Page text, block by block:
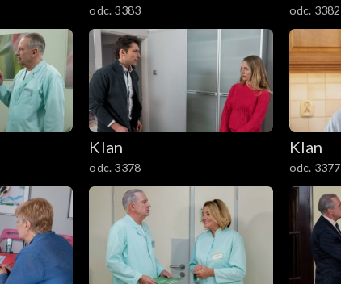
odc. 3383 odc. 3382
Klan
odc. 3378
Klan
odc. 3377